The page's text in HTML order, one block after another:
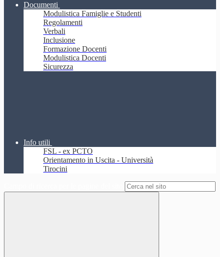
Documenti
Modulistica Famiglie e Studenti
Regolamenti
Verbali
Inclusione
Formazione Docenti
Modulistica Docenti
Sicurezza
Info utili
FSL - ex PCTO
Orientamento in Uscita - Università
Tirocini